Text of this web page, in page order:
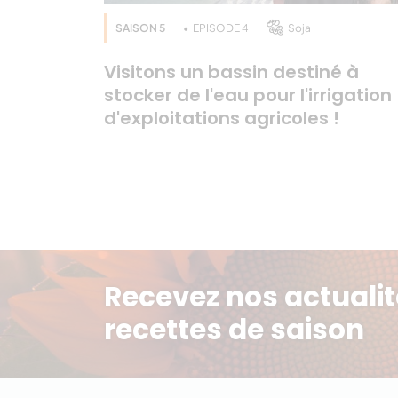
Suivez nous sur :
– Twitter – https://twitter.com/
– Facebook – https://
– Youtube – https://www.youtube.com/
– Instagram – https://
Qui sommes-nous ? Découvrez l’ADN
SAISON 5 EPISODE 4 Soja
Visitons un bassin destiné à
stocker de l'eau pour l'irrigation
d'exploitations agricoles !
Recevez nos
recettes de saison